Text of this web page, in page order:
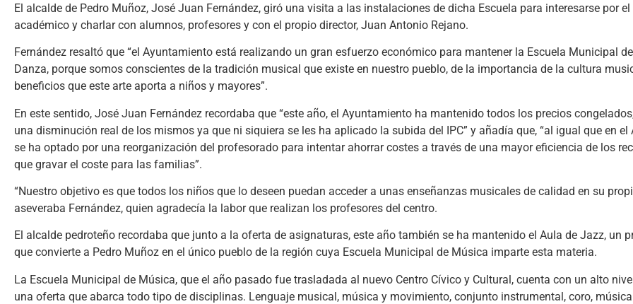
El alcalde de Pedro Muñoz, José Juan Fernández, giró una visita a las instalaciones de dicha Escuela para interesarse por
académico y charlar con alumnos, profesores y con el propio director, Juan Antonio Rejano.
Fernández resaltó que “el Ayuntamiento está realizando un gran esfuerzo económico para mantener la Escuela Municipal
Danza, porque somos conscientes de la tradición musical que existe en nuestro pueblo, de la importancia de la cultura
beneficios que este arte aporta a niños y mayores”.
En este sentido, José Juan Fernández recordaba que “este año, el Ayuntamiento ha mantenido todos los precios
una disminución real de los mismos ya que ni siquiera se les ha aplicado la subida del IPC” y añadía que, “al igual que en el
se ha optado por una reorganización del profesorado para intentar ahorrar costes a través de una mayor eficiencia de los
que gravar el coste para las familias”.
“Nuestro objetivo es que todos los niños que lo deseen puedan acceder a unas enseñanzas musicales de calidad en su
aseveraba Fernández, quien agradecía la labor que realizan los profesores del centro.
El alcalde pedroteño recordaba que junto a la oferta de asignaturas, este año también se ha mantenido el Aula de Jazz, un
que convierte a Pedro Muñoz en el único pueblo de la región cuya Escuela Municipal de Música imparte esta materia.
La Escuela Municipal de Música, que el año pasado fue trasladada al nuevo Centro Cívico y Cultural, cuenta con un alto
una oferta que abarca todo tipo de disciplinas. Lenguaje musical, música y movimiento, conjunto instrumental, coro, música